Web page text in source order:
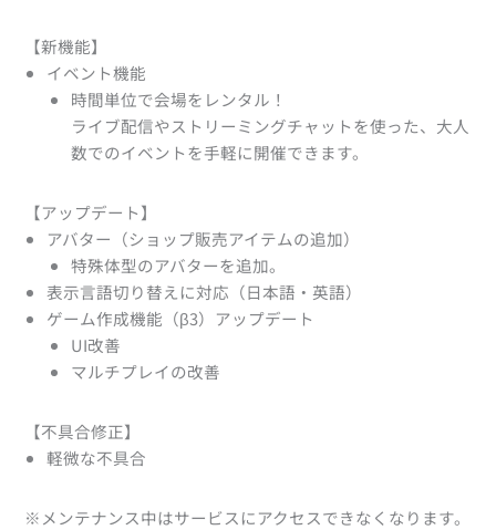
【新機能】
イベント機能
時間単位で会場をレンタル！
ライブ配信やストリーミングチャットを使った、大人
数でのイベントを手軽に開催できます。
【アップデート】
アバター（ショップ販売アイテムの追加）
特殊体型のアバターを追加。
表示言語切り替えに対応（日本語・英語）
ゲーム作成機能（β3）アップデート
UI改善
マルチプレイの改善
【不具合修正】
軽微な不具合
※メンテナンス中はサービスにアクセスできなくなります。